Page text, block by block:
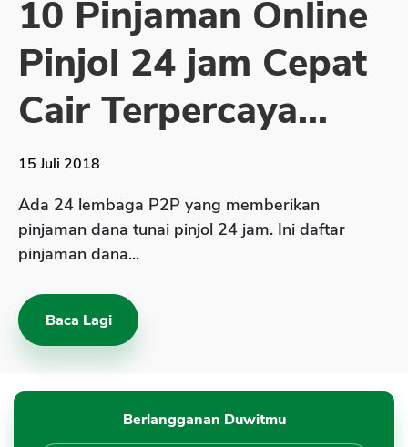
Sekuritas Saham
Bank Digital
Crypto
Assets Crypto
Asuransi Jiwa
Asuransi Kesehatan
10 Pinjaman Online
Pinjol 24 jam Cepat
Cair Terpercaya...
15 Juli 2018
Ada 24 lembaga P2P yang memberikan
pinjaman dana tunai pinjol 24 jam. Ini daftar
pinjaman dana...
Baca Lagi
Berlangganan Duwitmu